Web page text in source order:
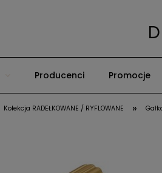
Producenci Promocje
Kolekcja RADEŁKOWANE / RYFLOWANE »